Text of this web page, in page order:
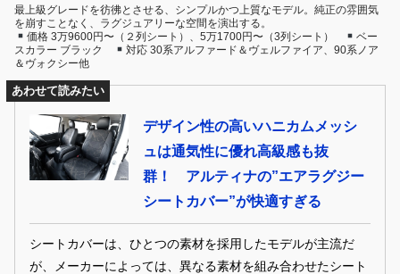
最上級グレードを彷彿とさせる、シンプルかつ上質なモデル。純正の雰囲気
を崩すことなく、ラグジュアリーな空間を演出する。
価格 3万9600円〜（２列シート）、5万1700円〜（3列シート）
ベー
スカラー ブラック
対応 30系アルファード＆ヴェルファイア、90系ノア
＆ヴォクシー他
あわせて読みたい
デザイン性の高いハニカムメッシ
ュは通気性に優れ高級感も抜
群！ アルティナの”エアラグジー
シートカバー”が快適すぎる
シートカバーは、ひとつの素材を採用したモデルが主流だ
が、メーカーによっては、異なる素材を組み合わせたシート